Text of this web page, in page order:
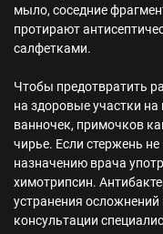
мыло, соседние
протирают
салфетками.
Чтобы предотвратить
на здоровые участки
ванночек, примочков
чирье. Если стержень
назначению врача
химотрипсин.
устранения
консультации